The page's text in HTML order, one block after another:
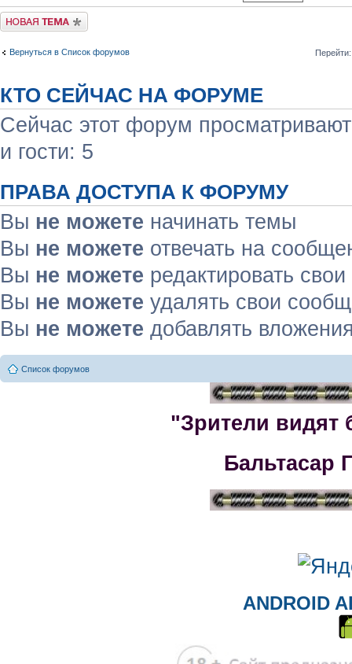
Начать новую тему
Вернуться в Список форумов Перейти:
КТО СЕЙЧАС НА ФОРУМЕ
Сейчас этот форум
и гости: 5
ПРАВА ДОСТУПА К ФОРУМУ
Вы не можете начинать темы
Вы не можете отвечать на
Вы не можете редактировать
Вы не можете удалять свои
Вы не можете добавлять
Список форумов
"Зрители видят
Бальтасар
ANDROID